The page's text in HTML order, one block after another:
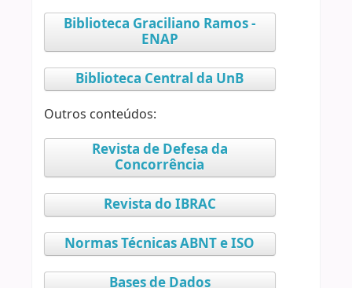
Biblioteca Graciliano Ramos -
ENAP
Biblioteca Central da UnB
Outros conteúdos:
Revista de Defesa da
Concorrência
Revista do IBRAC
Normas Técnicas ABNT e ISO
Bases de Dados